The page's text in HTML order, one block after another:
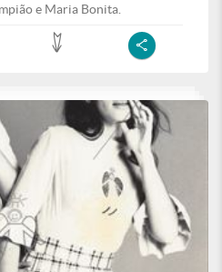
e Maria Bonita.